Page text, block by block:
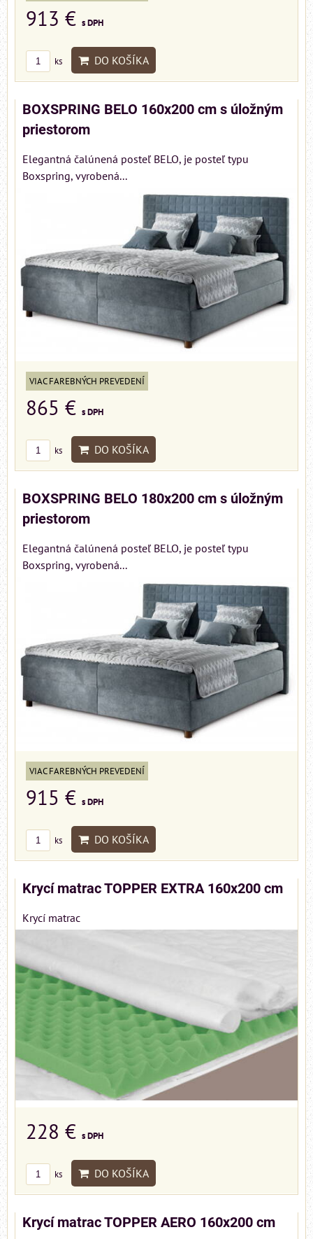
913 € s DPH
ks DO KOŠÍKA
BOXSPRING BELO 160x200 cm s úložným
priestorom
Elegantná čalúnená posteľ BELO, je posteľ typu
Boxspring, vyrobená...
VIAC FAREBNÝCH PREVEDENÍ
865 € s DPH
ks DO KOŠÍKA
BOXSPRING BELO 180x200 cm s úložným
priestorom
Elegantná čalúnená posteľ BELO, je posteľ typu
Boxspring, vyrobená...
VIAC FAREBNÝCH PREVEDENÍ
915 € s DPH
ks DO KOŠÍKA
Krycí matrac TOPPER EXTRA 160x200 cm
Krycí matrac
228 € s DPH
ks DO KOŠÍKA
Krycí matrac TOPPER AERO 160x200 cm